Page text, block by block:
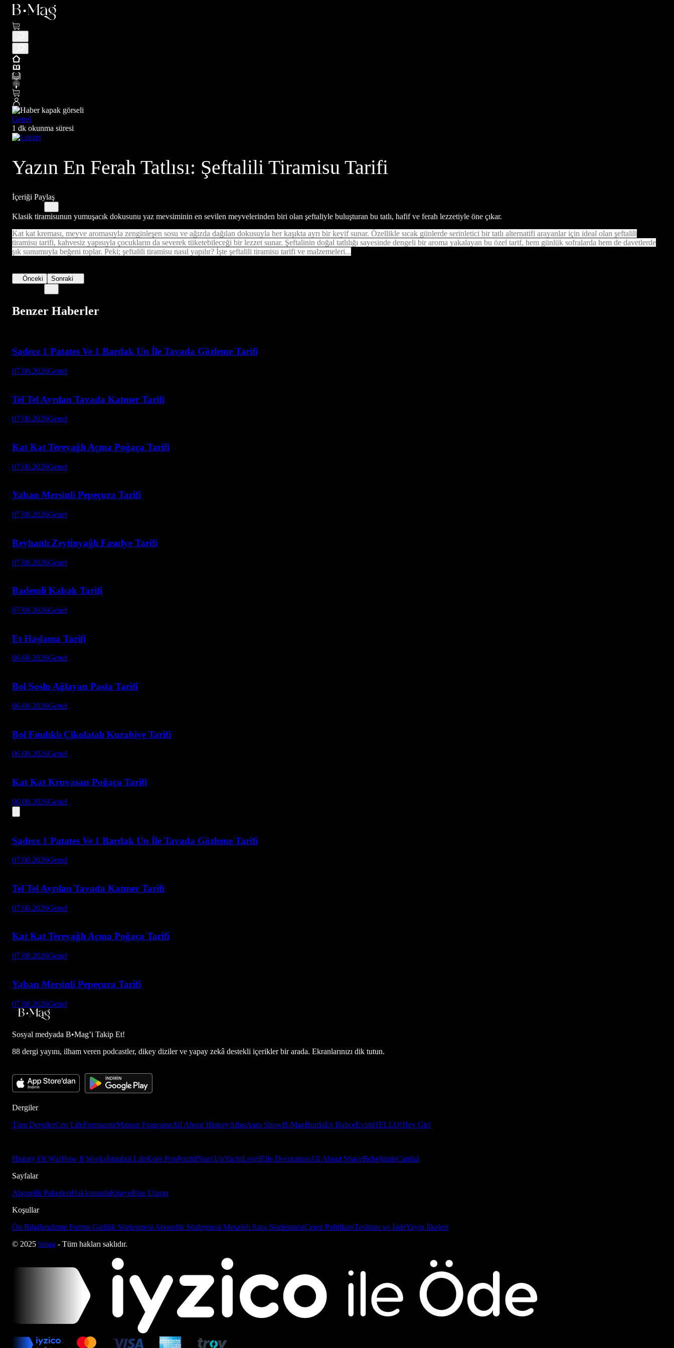
Genel
1 dk okunma süresi
Yazın En Ferah Tatlısı: Şeftalili Tiramisu Tarifi
İçeriği Paylaş
Klasik tiramisunun yumuşacık dokusunu yaz mevsiminin en sevilen meyvelerinden biri olan şeftaliyle buluşturan bu tatlı, hafif ve ferah lezzetiyle öne çıkar.
Kat kat kreması, meyve aromasıyla zenginleşen sosu ve ağızda dağılan dokusuyla her kaşıkta ayrı bir keyif sunar. Özellikle sıcak günlerde serinletici bir tatlı alternatifi arayanlar için ideal olan şeftalili
tiramisu tarifi, kahvesiz yapısıyla çocukların da severek tüketebileceği bir lezzet sunar. Şeftalinin doğal tatlılığı sayesinde dengeli bir aroma yakalayan bu özel tarif, hem günlük sofralarda hem de davetlerde
şık sunumuyla beğeni toplar. Peki; şeftalili tiramisu nasıl yapılır? İşte şeftalili tiramisu tarifi ve malzemeleri...
Önceki Sonraki
Benzer Haberler
Sadece 1 Patates Ve 1 Bardak Un İle Tavada Gözleme Tarifi
07.08.2026Genel
Tel Tel Ayrılan Tavada Katmer Tarifi
07.08.2026Genel
Kat Kat Tereyağlı Açma Poğaça Tarifi
07.08.2026Genel
Yaban Mersinli Pepeçura Tarifi
07.08.2026Genel
Reyhanlı Zeytinyağlı Fasulye Tarifi
07.08.2026Genel
Bademli Kabak Tarifi
07.08.2026Genel
Et Haşlama Tarifi
06.08.2026Genel
Bol Soslu Ağlayan Pasta Tarifi
06.08.2026Genel
Bol Fındıklı Çikolatalı Kurabiye Tarifi
06.08.2026Genel
Kat Kat Kruvasan Poğaça Tarifi
06.08.2026Genel
Sadece 1 Patates Ve 1 Bardak Un İle Tavada Gözleme Tarifi
07.08.2026Genel
Tel Tel Ayrılan Tavada Katmer Tarifi
07.08.2026Genel
Kat Kat Tereyağlı Açma Poğaça Tarifi
07.08.2026Genel
Yaban Mersinli Pepeçura Tarifi
07.08.2026Genel
Sosyal medyada B•Mag’i Takip Et!
88 dergi yayını, ilham veren podcastler, dikey diziler ve yapay zekâ destekli içerikler bir arada. Ekranlarınızı dik tutun.
Dergiler
Tüm DergilerCeo LifeFormsanteMaison FrançaiseAll About HistoryAtlasAuto ShowB-MagBurdaEv BahçeEvimHELLO!Hey Girl
History Of WarHow It Worksİstanbul LifeKore PopPozitifStart UpYachtLevelElle DecorationAll About SpaceBebeğimleCapital
Sayfalar
Abonelik PaketleriHakkımızdaKünyeBize Ulaşın
Koşullar
Ön Bilgilendirme Formu Gizlilik Sözleşmesi Abonelik Sözleşmesi Mesafeli Satış SözleşmesiÇerez PolitikasıTeslimat ve İadeYayın İlkeleri
© 2025 bmag - Tüm hakları saklıdır.